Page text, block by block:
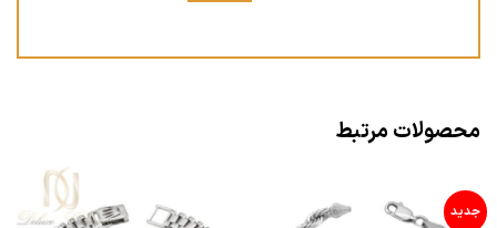
محصولات مرتبط
جدید